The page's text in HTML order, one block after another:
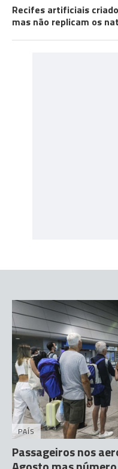
Recifes artificiais
mas não replicam os
PAÍS
Passageiros nos